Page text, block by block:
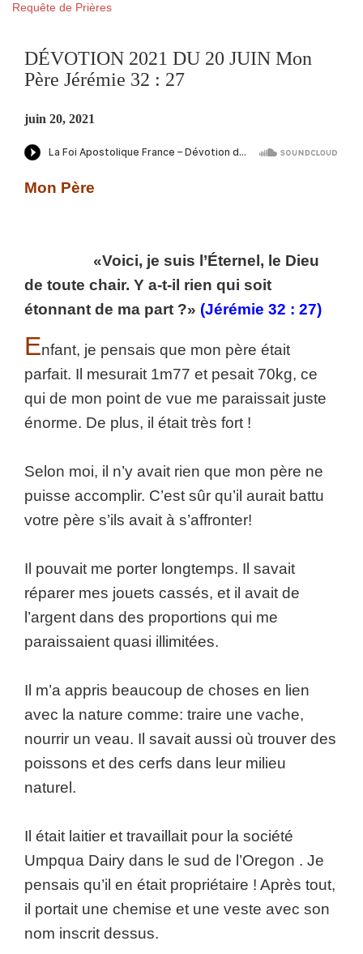
Requête de Prières
DÉVOTION 2021 DU 20 JUIN Mon
Père Jérémie 32 : 27
juin 20, 2021
Mon Père
«Voici, je suis l’Éternel, le Dieu
de toute chair. Y a-t-il rien qui soit
étonnant de ma part ?» (Jérémie 32 : 27)
Enfant, je pensais que mon père était
parfait. Il mesurait 1m77 et pesait 70kg, ce
qui de mon point de vue me paraissait juste
énorme. De plus, il était très fort !
Selon moi, il n’y avait rien que mon père ne
puisse accomplir. C’est sûr qu’il aurait battu
votre père s’ils avait à s’affronter!
Il pouvait me porter longtemps. Il savait
réparer mes jouets cassés, et il avait de
l’argent dans des proportions qui me
paraissaient quasi illimitées.
Il m’a appris beaucoup de choses en lien
avec la nature comme: traire une vache,
nourrir un veau. Il savait aussi où trouver des
poissons et des cerfs dans leur milieu
naturel.
Il était laitier et travaillait pour la société
Umpqua Dairy dans le sud de l’Oregon . Je
pensais qu’il en était propriétaire ! Après tout,
il portait une chemise et une veste avec son
nom inscrit dessus.